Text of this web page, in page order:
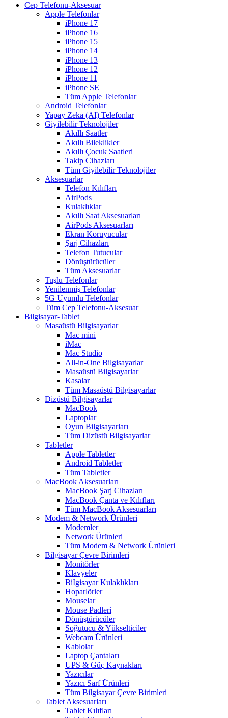
Cep Telefonu-Aksesuar
Apple Telefonlar
iPhone 17
iPhone 16
iPhone 15
iPhone 14
iPhone 13
iPhone 12
iPhone 11
iPhone SE
Tüm Apple Telefonlar
Android Telefonlar
Yapay Zeka (AI) Telefonlar
Giyilebilir Teknolojiler
Akıllı Saatler
Akıllı Bileklikler
Akıllı Çocuk Saatleri
Takip Cihazları
Tüm Giyilebilir Teknolojiler
Aksesuarlar
Telefon Kılıfları
AirPods
Kulaklıklar
Akıllı Saat Aksesuarları
AirPods Aksesuarları
Ekran Koruyucular
Şarj Cihazları
Telefon Tutucular
Dönüştürücüler
Tüm Aksesuarlar
Tuşlu Telefonlar
Yenilenmiş Telefonlar
5G Uyumlu Telefonlar
Tüm Cep Telefonu-Aksesuar
Bilgisayar-Tablet
Masaüstü Bilgisayarlar
Mac mini
iMac
Mac Studio
All-in-One Bilgisayarlar
Masaüstü Bilgisayarlar
Kasalar
Tüm Masaüstü Bilgisayarlar
Dizüstü Bilgisayarlar
MacBook
Laptoplar
Oyun Bilgisayarları
Tüm Dizüstü Bilgisayarlar
Tabletler
Apple Tabletler
Android Tabletler
Tüm Tabletler
MacBook Aksesuarları
MacBook Şarj Cihazları
MacBook Çanta ve Kılıfları
Tüm MacBook Aksesuarları
Modem & Network Ürünleri
Modemler
Network Ürünleri
Tüm Modem & Network Ürünleri
Bilgisayar Çevre Birimleri
Monitörler
Klavyeler
BiIgisayar Kulaklıkları
Hoparlörler
Mouselar
Mouse Padleri
Dönüştürücüler
Soğutucu & Yükselticiler
Webcam Ürünleri
Kablolar
Laptop Çantaları
UPS & Güç Kaynakları
Yazıcılar
Yazıcı Sarf Ürünleri
Tüm Bilgisayar Çevre Birimleri
Tablet Aksesuarları
Tablet Kılıfları